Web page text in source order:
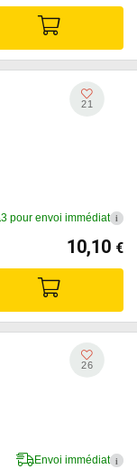
21
3 pour envoi immédiat i
10,10 €
26
Envoi immédiat i